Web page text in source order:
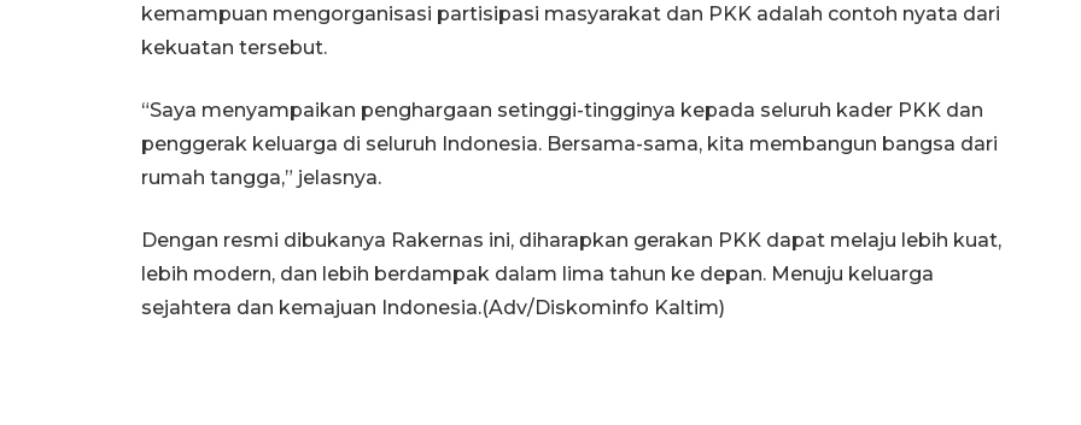
kemampuan mengorganisasi partisipasi masyarakat dan PKK adalah contoh nyata dari
kekuatan tersebut.
“Saya menyampaikan penghargaan setinggi-tingginya kepada seluruh kader PKK dan
penggerak keluarga di seluruh Indonesia. Bersama-sama, kita membangun bangsa dari
rumah tangga,” jelasnya.
Dengan resmi dibukanya Rakernas ini, diharapkan gerakan PKK dapat melaju lebih kuat,
lebih modern, dan lebih berdampak dalam lima tahun ke depan. Menuju keluarga
sejahtera dan kemajuan Indonesia.(Adv/Diskominfo Kaltim)